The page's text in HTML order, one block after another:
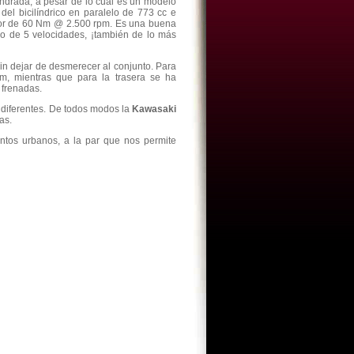
bicilíndrico en paralelo de 773 cc e
de 60 Nm @ 2.500 rpm. Es una buena
de 5 velocidades, ¡también de lo más
dejar de desmerecer al conjunto. Para
mientras que para la trasera se ha
De todos modos la Kawasaki
urbanos, a la par que nos permite